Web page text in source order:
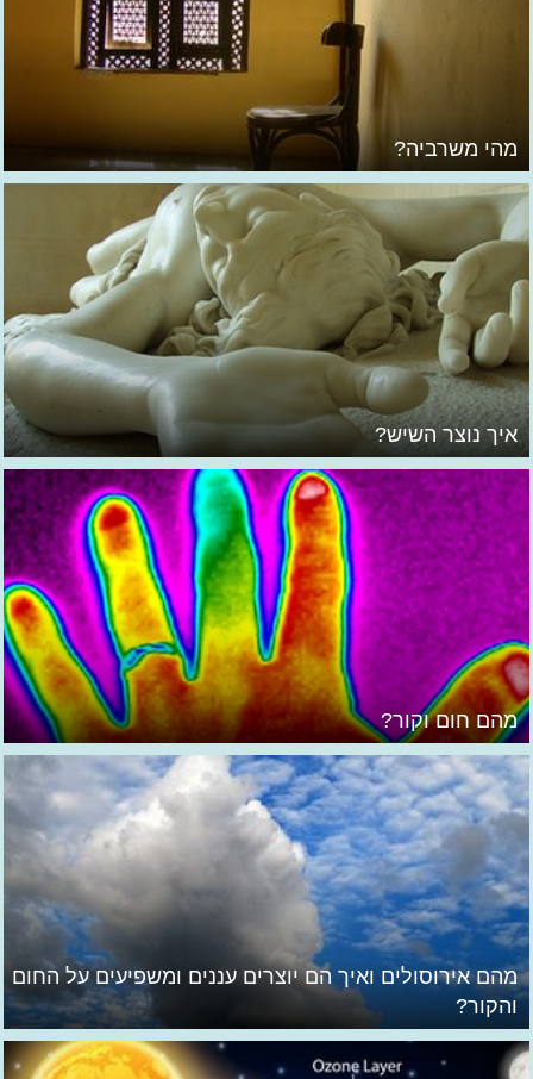
מהי משרביה?
איך נוצר השיש?
מהם חום וקור?
מהם אירוסולים ואיך הם יוצרים עננים ומשפיעים על החום
והקור?